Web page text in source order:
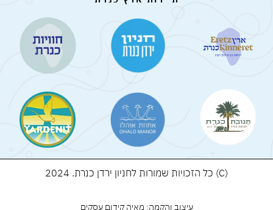
(C) כל הזכויות שמורות לחניון ירדן כנרת. 2024
עיצוב והקמה: מאיה קידום עסקים